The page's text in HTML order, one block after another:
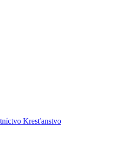
Kresťanstvo